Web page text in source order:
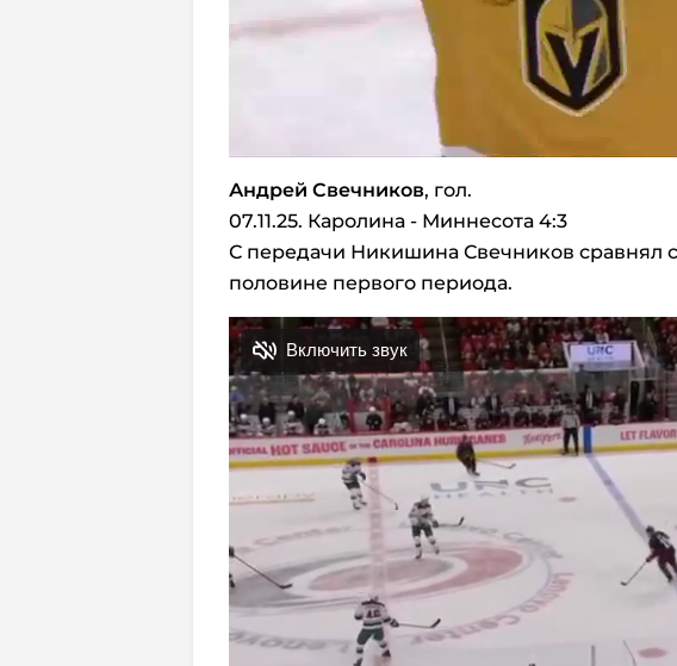
Андрей Свечников, гол.
07.11.25. Каролина - Миннесота 4:3
С передачи Никишина Свечников сравнял
половине первого периода.